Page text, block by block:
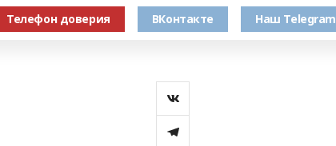
Телефон доверия ВКонтакте Наш Telegram